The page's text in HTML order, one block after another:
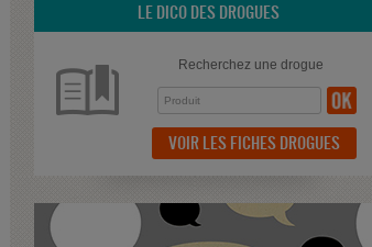
LE DICO DES DROGUES
Recherchez une drogue
VOIR LES FICHES DROGUES